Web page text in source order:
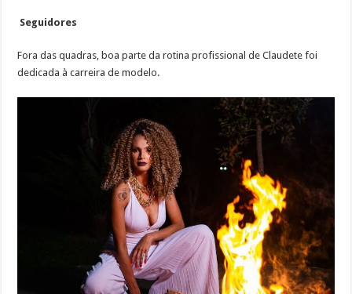
Seguidores
Fora das quadras, boa parte da rotina profissional de Claudete foi
dedicada à carreira de modelo.